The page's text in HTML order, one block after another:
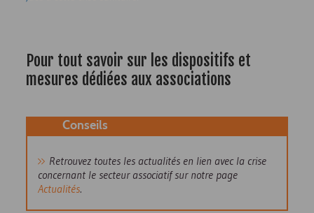
Pour tout savoir sur les dispositifs et
mesures dédiées aux associations
Conseils
Retrouvez toutes les actualités en lien avec la crise
concernant le secteur associatif sur notre page
Actualités.